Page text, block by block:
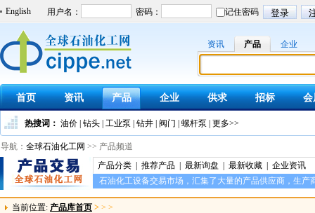
English
资讯 产品 企业
首页 资讯 产品 企业 供求 招标 会
热搜词： 油价 钻头 工业泵 钻井 阀门 螺杆泵 更多>>
导航： 全球石油化工网 >> 产品频道
产品分类
推荐产品 最新询盘 最新收藏
企业资讯
石油化工设备交易市场，汇集了大量的产品供应商，生产
当前位置: 产品库首页 > > >